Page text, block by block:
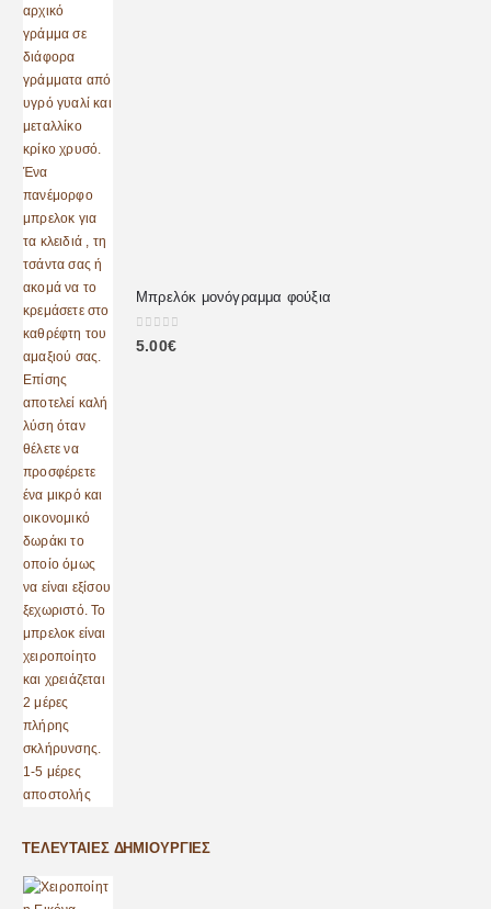
Μπρελόκ μονόγραμμα φούξια
0 out of 5
5.00€
ΤΕΛΕΥΤΑΊΕΣ ΔΗΜΙΟΥΡΓΊΕΣ